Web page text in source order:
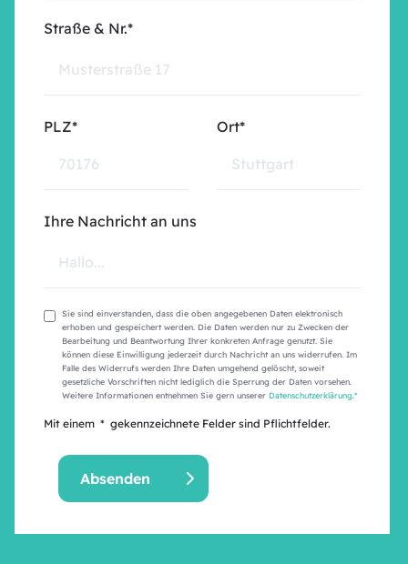
Straße & Nr.*
PLZ* Ort*
Ihre Nachricht an uns
Sie sind einverstanden, dass die oben angegebenen Daten elektronisch
erhoben und gespeichert werden. Die Daten werden nur zu Zwecken der
Bearbeitung und Beantwortung Ihrer konkreten Anfrage genutzt. Sie
können diese Einwilligung jederzeit durch Nachricht an uns widerrufen. Im
Falle des Widerrufs werden Ihre Daten umgehend gelöscht, soweit
gesetzliche Vorschriften nicht lediglich die Sperrung der Daten vorsehen.
Weitere Informationen entnehmen Sie gern unserer Datenschutzerklärung.*
Mit einem * gekennzeichnete Felder sind Pflichtfelder.